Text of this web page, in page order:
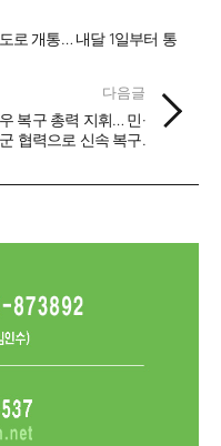
로 개통… 내달 1일부터 통
다음글
복구 총력 지휘… 민·
군 협력으로 신속 복구.